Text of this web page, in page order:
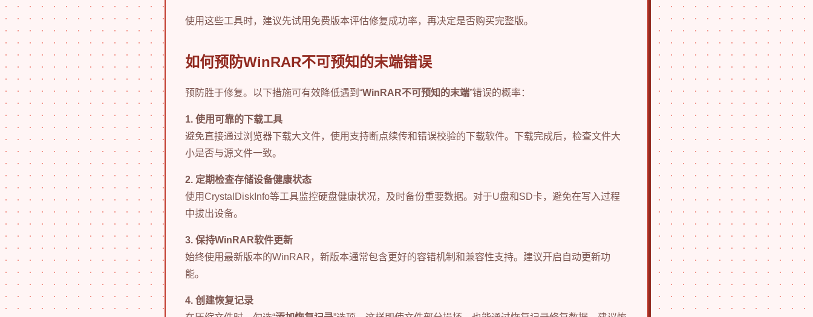
使用这些工具时，建议先试用免费版本评估修复成功率，再决定是否购买完整版。
如何预防WinRAR不可预知的末端错误
预防胜于修复。以下措施可有效降低遇到“WinRAR不可预知的末端”错误的概率：
1. 使用可靠的下载工具
避免直接通过浏览器下载大文件，使用支持断点续传和错误校验的下载软件。下载完成后，检查文件大
小是否与源文件一致。
2. 定期检查存储设备健康状态
使用CrystalDiskInfo等工具监控硬盘健康状况，及时备份重要数据。对于U盘和SD卡，避免在写入过程
中拔出设备。
3. 保持WinRAR软件更新
始终使用最新版本的WinRAR，新版本通常包含更好的容错机制和兼容性支持。建议开启自动更新功
能。
4. 创建恢复记录